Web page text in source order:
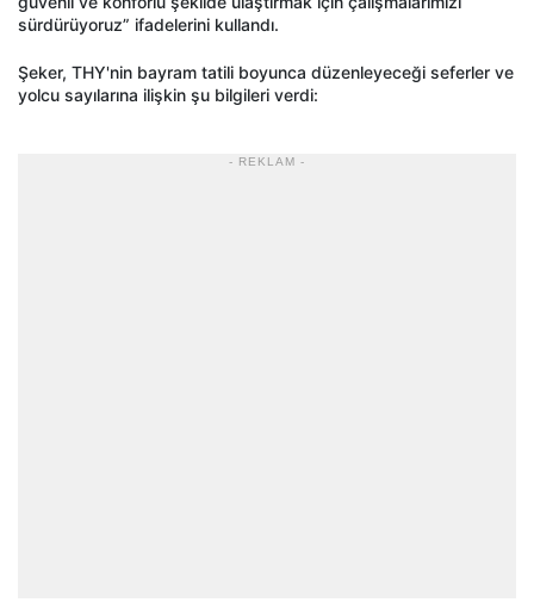
sürdürüyoruz” ifadelerini kullandı.
Şeker, THY'nin bayram tatili boyunca düzenleyeceği seferler ve
yolcu sayılarına ilişkin şu bilgileri verdi:
- REKLAM -